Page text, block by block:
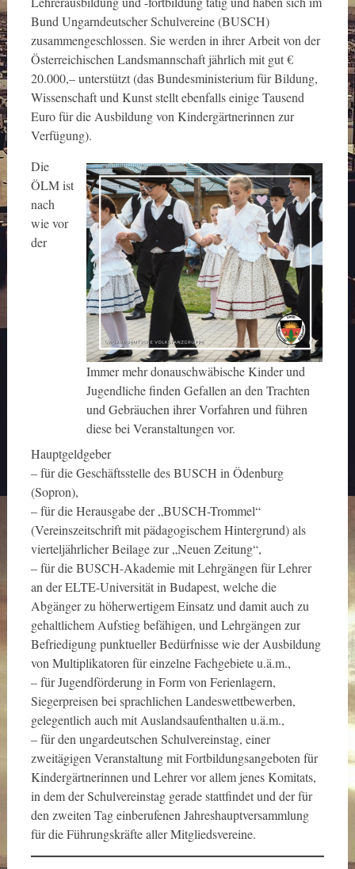
Bund Ungarndeutscher Schulvereine (BUSCH)
zusammengeschlossen. Sie werden in ihrer Arbeit von der
Österreichischen Landsmannschaft jährlich mit gut €
20.000,– unterstützt (das Bundesministerium für Bildung,
Wissenschaft und Kunst stellt ebenfalls einige Tausend
Euro für die Ausbildung von Kindergärtnerinnen zur
Verfügung).
Immer mehr donauschwäbische Kinder und
Jugendliche finden Gefallen an den Trachten
und Gebräuchen ihrer Vorfahren und führen
diese bei Veranstaltungen vor.
Die
ÖLM ist
nach
wie vor
der
Hauptgeldgeber
– für die Geschäftsstelle des BUSCH in Ödenburg
(Sopron),
– für die Herausgabe der „BUSCH-Trommel“
(Vereinszeitschrift mit pädagogischem Hintergrund) als
vierteljährlicher Beilage zur „Neuen Zeitung“,
– für die BUSCH-Akademie mit Lehrgängen für Lehrer
an der ELTE-Universität in Budapest, welche die
Abgänger zu höherwertigem Einsatz und damit auch zu
gehaltlichem Aufstieg befähigen, und Lehrgängen zur
Befriedigung punktueller Bedürfnisse wie der Ausbildung
von Multiplikatoren für einzelne Fachgebiete u.ä.m.,
– für Jugendförderung in Form von Ferienlagern,
Siegerpreisen bei sprachlichen Landeswettbewerben,
gelegentlich auch mit Auslandsaufenthalten u.ä.m.,
– für den ungardeutschen Schulvereinstag, einer
zweitägigen Veranstaltung mit Fortbildungsangeboten für
Kindergärtnerinnen und Lehrer vor allem jenes Komitats,
in dem der Schulvereinstag gerade stattfindet und der für
den zweiten Tag einberufenen Jahreshauptversammlung
für die Führungskräfte aller Mitgliedsvereine.